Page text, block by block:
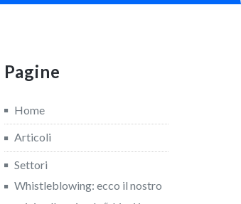
Pagine
Home
Articoli
Settori
Whistleblowing: ecco il nostro